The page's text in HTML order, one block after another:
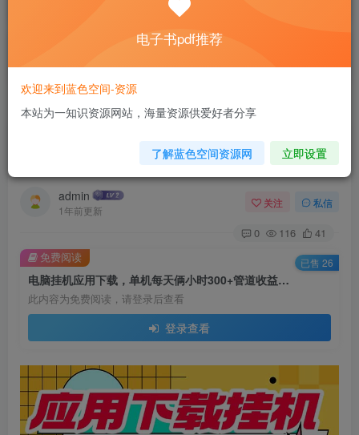
计算机 移动设备 软件下载....
电子书籍下载...
首页 脚本挂机 正文
电脑挂机应用下载，单机每天俩小时300+管道收
益每天轻松日入1000+
admin
1年前更新
关注 私信
0 116 41
电脑挂机应用下载，单机每天俩小时300+管道收益每天轻松日入1000+
此内容为免费阅读，请登录后查看
登录查看
免费阅读 已售 26
电子书pdf推荐
欢迎来到蓝色空间-资源
本站为一知识资源网站，海量资源供爱好者分享
了解蓝色空间资源网 立即设置